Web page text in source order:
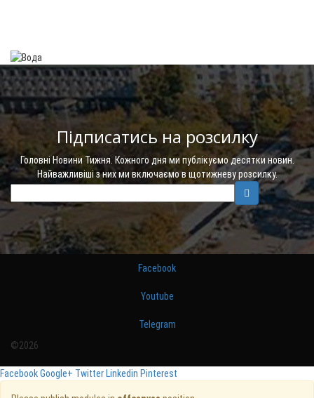
Підписатись на розсилку
Головні Новини Тижня. Кожного дня ми публікуємо десятки новин.
Найважливіші з них ми включаємо в щотижневу розсилку.
Facebook
Youtube
Telegram
©2026
FacebookGoogle+ TwitterLinkedin Pinterest